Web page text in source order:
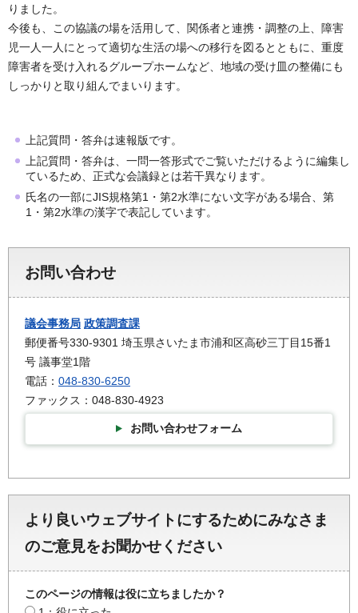
りました。
今後も、この協議の場を活用して、関係者と連携・調整の上、障害
児一人一人にとって適切な生活の場への移行を図るとともに、重度
障害者を受け入れるグループホームなど、地域の受け皿の整備にも
しっかりと取り組んでまいります。
上記質問・答弁は速報版です。
上記質問・答弁は、一問一答形式でご覧いただけるように編集し
ているため、正式な会議録とは若干異なります。
氏名の一部にJIS規格第1・第2水準にない文字がある場合、第
1・第2水準の漢字で表記しています。
お問い合わせ
議会事務局 政策調査課
郵便番号330-9301 埼玉県さいたま市浦和区高砂三丁目15番1
号 議事堂1階
電話： 048-830-6250
ファックス：048-830-4923
お問い合わせフォーム
より良いウェブサイトにするためにみなさま
のご意見をお聞かせください
このページの情報は役に立ちましたか？